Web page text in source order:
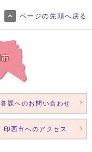
ページの先頭へ戻る
各課へのお問い合わせ
印西市へのアクセス